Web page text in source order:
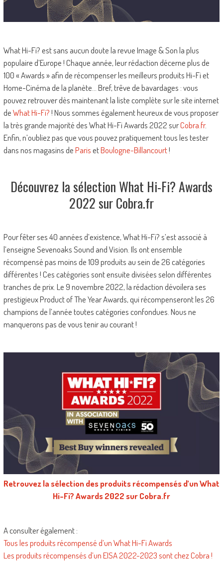
What Hi-Fi? est sans aucun doute la revue Image & Son la plus
populaire d’Europe ! Chaque année, leur rédaction décerne plus de
100 « Awards » afin de récompenser les meilleurs produits Hi-Fi et
Home-Cinéma de la planète… Bref, trêve de bavardages : vous
pouvez retrouver dès maintenant la liste complète sur le site internet
deWhat Hi-Fi?! Nous sommes également heureux de vous proposer
la très grande majorité des What Hi-Fi Awards 2022 surCobra.fr.
Enfin, n’oubliez pas que vous pouvez pratiquement tous les tester
dans nos magasins deParisetBoulogne-Billancourt!
Découvrez la sélection What Hi-Fi? Awards
2022 sur Cobra.fr
Pour fêter ses 40 années d’existence, What Hi-Fi? s’est associé à
l’enseigne Sevenoaks Sound and Vision. Ils ont ensemble
récompensé pas moins de 109 produits au sein de 26 catégories
différentes ! Ces catégories sont ensuite divisées selon différentes
tranches de prix. Le 9 novembre 2022, la rédaction dévoilera ses
prestigieux Product of The Year Awards, qui récompenseront les 26
champions de l’année toutes catégories confondues. Nous ne
manquerons pas de vous tenir au courant !
Retrouvez la sélection des produits récompensés d’un What
Hi-Fi? Awards 2022 sur Cobra.fr
A consulter également :
Tous les produits récompensé d’un What Hi-Fi Awards
Les produits récompensés d’un EISA 2022-2023 sont chez Cobra !